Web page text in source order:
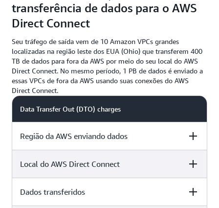
transferência de dados para o AWS
Direct Connect
Seu tráfego de saída vem de 10 Amazon VPCs grandes
localizadas na região leste dos EUA (Ohio) que transferem 400
TB de dados para fora da AWS por meio do seu local do AWS
Direct Connect. No mesmo período, 1 PB de dados é enviado a
essas VPCs de fora da AWS usando suas conexões do AWS
Direct Connect.
Data Transfer Out (DTO) charges
Região da AWS enviando dados
Leste dos EUA (Ohio)
Local do AWS Direct Connect
Dados transferidos